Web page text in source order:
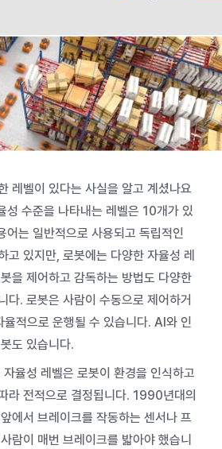
레벨이 있다는 사실을 알고 계셨나요
성 수준을 나타내는 레벨은 10개가 있
어는 일반적으로 사용되고 독립적인
고 있지만, 로봇에는 다양한 자율성 레
을 제어하고 감독하는 방법도 다양한
다. 로봇은 사람이 수동으로 제어하거
적으로 운행될 수 있습니다. AI와 인
도 있습니다.
율성 레벨은 로봇이 환경을 인식하고
라 전적으로 결정됩니다. 1990년대의
에서 브레이크를 작동하는 센서나 프
람이 매번 브레이크를 밟아야 했습니